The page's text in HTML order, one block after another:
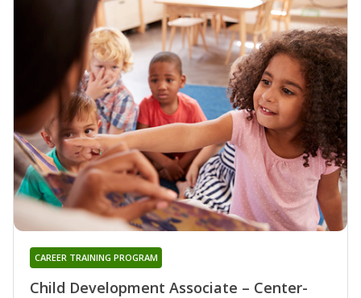
Child Development Associate – Center-
CAREER TRAINING PROGRAM